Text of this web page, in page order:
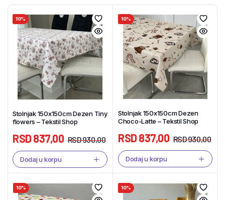
10%
Stolnjak 150x150cm Dezen Tiny
flowers – Tekstil Shop
RSD930,00
RSD837,00
Dodaj u korpu
10%
Stolnjak 150x150cm Dezen
Choco-Latte – Tekstil Shop
RSD930,00
RSD837,00
Dodaj u korpu
10% 10%